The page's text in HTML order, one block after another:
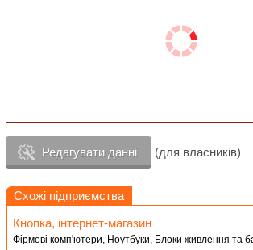
Редагувати данні (для власників)
Схожі підприємства
Кнопка, інтернет-магазин
Фірмові комп'ютери, Ноутбуки, Блоки живлення та